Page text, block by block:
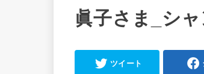
眞子さま_シ
ツイート